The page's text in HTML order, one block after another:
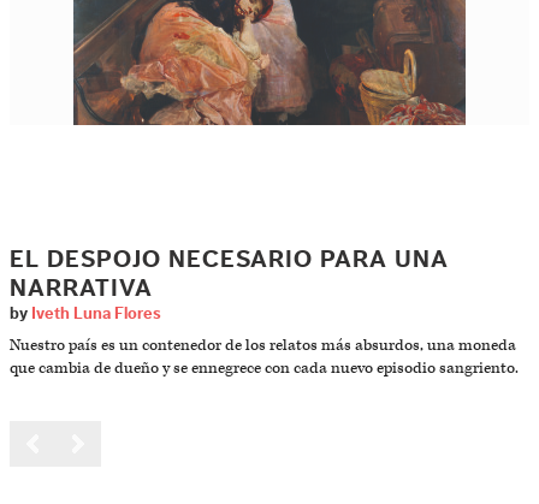
EL DESPOJO NECESARIO PARA UNA
NARRATIVA
by Iveth Luna Flores
Nuestro país es un contenedor de los relatos más absurdos, una moneda
que cambia de dueño y se ennegrece con cada nuevo episodio sangriento.